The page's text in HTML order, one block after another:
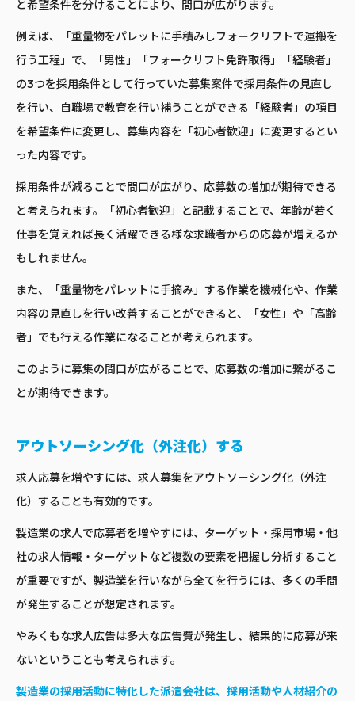
と希望条件を分けることにより、間口が広がります。
例えば、「重量物をパレットに手積みしフォークリフトで運搬を
行う工程」で、「男性」「フォークリフト免許取得」「経験者」
の3つを採用条件として行っていた募集案件で採用条件の見直し
を行い、自職場で教育を行い補うことができる「経験者」の項目
を希望条件に変更し、募集内容を「初心者歓迎」に変更するとい
った内容です。
採用条件が減ることで間口が広がり、応募数の増加が期待できる
と考えられます。「初心者歓迎」と記載することで、年齢が若く
仕事を覚えれば長く活躍できる様な求職者からの応募が増えるか
もしれません。
また、「重量物をパレットに手摘み」する作業を機械化や、作業
内容の見直しを行い改善することができると、「女性」や「高齢
者」でも行える作業になることが考えられます。
このように募集の間口が広がることで、応募数の増加に繋がるこ
とが期待できます。
アウトソーシング化（外注化）する
求人応募を増やすには、求人募集をアウトソーシング化（外注
化）することも有効的です。
製造業の求人で応募者を増やすには、ターゲット・採用市場・他
社の求人情報・ターゲットなど複数の要素を把握し分析すること
が重要ですが、製造業を行いながら全てを行うには、多くの手間
が発生することが想定されます。
やみくもな求人広告は多大な広告費が発生し、結果的に応募が来
ないということも考えられます。
製造業の採用活動に特化した派遣会社は、採用活動や人材紹介の